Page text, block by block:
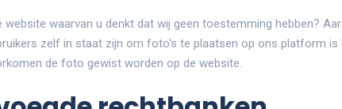
waarvan u denkt dat wij geen toestemming hebben?
zelf in staat zijn om foto's te plaatsen op ons platform
de foto gewist worden op de website.